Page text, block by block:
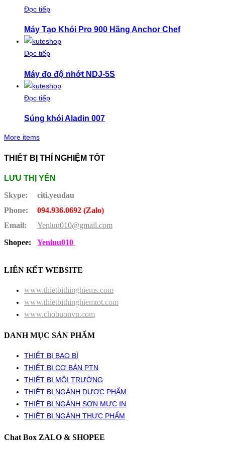
Đọc tiếp
Máy Tạo Khói Pro 900 Hãng Anchor Chef
Đọc tiếp
Máy đo độ nhớt NDJ-5S
Đọc tiếp
Súng khói Aladin 007
More items
THIẾT BỊ THÍ NGHIỆM TỐT
LƯU THỊ YẾN
Skype:
citi.yeudau
Phone:
094.936.0692 (Zalo)
Email:
Yenluu010@gmail.com
Shopee:
Yenluu010
LIÊN KẾT WEBSITE
www.thietbithinghiems.com
www.thietbithinghiemtot.com
www.chobuonvn.com
DANH MỤC SẢN PHẨM
THIẾT BỊ BAO BÌ
THIẾT BỊ CƠ BẢN PTN
THIẾT BỊ MÔI TRƯỜNG
THIẾT BỊ NGÀNH DƯỢC PHẨM
THIẾT BỊ NGÀNH SƠN MỰC IN
THIẾT BỊ NGÀNH THỰC PHẨM
Chat Box ZALO & SHOPEE